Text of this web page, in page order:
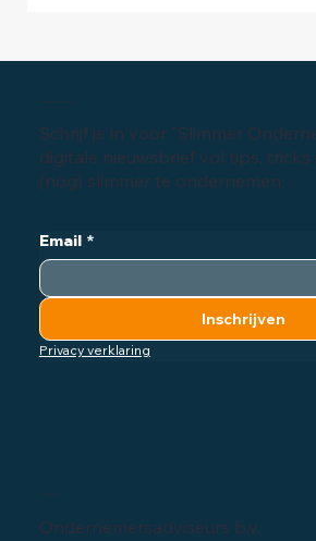
Inschrijven digitale nieuwsbrief
Schrijf je in voor "Slimmer
digitale nieuwsbrief vol tips, tricks
(nog) slimmer te ondernemen:
Bedrijfsgegevens
Ondernemersadviseurs b.v.
Email *
Inschrijven
Privacy verklaring